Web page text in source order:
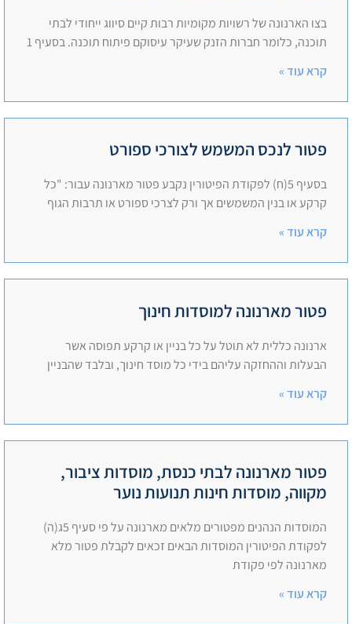
בצו הארנונה של רשויות מקומיות רבות קיים סיווג ייחודי לבתי
תוכנה, כלומר חברות הזנק שעיקר עיסוקם פיתוח תוכנה. בסעיף 1
קרא עוד »
פטור לנכס המשמש לצורכי ספורט
בסעיף 5(ח) לפקודת הפיטורין נקבע פטור מארנונה עבור: "כל
קרקע או בנין המשמשים אך ורק לצרכי ספורט או תרבות הגוף
קרא עוד »
פטור מארנונה למוסדות חינוך
ארנונה כללית לא תוטל על כל בניין או קרקע תפוסה אשר
הבעלות וההחזקה עליהם בידי כל מוסד חינוך, ובלבד שהבניין
קרא עוד »
פטור מארנונה לבתי כנסת, מוסדות ציבור,
מקווה, מוסדות חינות תנועות נוער
המוסדות הנהנים מפטורים מלאים מארנונה על פי סעיף 5ג(ה)
לפקודת הפיטורין המוסדות הבאים זכאים לקבלת פטור מלא
מארנונה לפי פקודת
קרא עוד »